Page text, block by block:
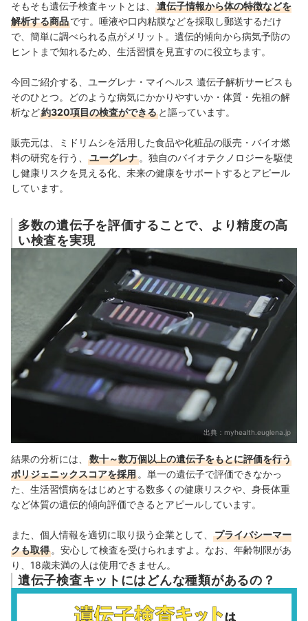
そもそも遺伝子検査キットとは、
遺伝子情報から体の特徴などを
解析する商品です。唾液や口内粘膜などを採取し郵送するだけ
で、簡単に調べられる点がメリット。遺伝的傾向から病気予防の
ヒントまで知れるため、生活習慣を見直すのに役立ちます。
今回ご紹介する、ユーグレナ・マイヘルス 遺伝子解析サービスも
そのひとつ。どのような病気にかかりやすいか・体質・先祖の解
析など約320項目の検査ができる と謳っています。
販売元は、ミドリムシを活用した食品や化粧品の販売・バイオ燃
料の研究を行う、
ユーグレナ 。独自のバイオテクノロジーを駆使
し健康リスクを見える化、未来の健康をサポートするとアピール
しています。
多数の遺伝子を評価することで、より精度の高
い検査を実現
出典： myhealth.euglena.jp
結果の分析には、 数十～数万個以上の遺伝子をもとに評価を行う
ポリジェニックスコアを採用 。単一の遺伝子で評価できなかっ
た、生活習慣病をはじめとする数多くの健康リスクや、身長体重
など体質の遺伝的傾向評価できるとアピールしています。
また、個人情報を適切に取り扱う企業として、
プライバシーマー
クも取得 。安心して検査を受けられますよ。なお、年齢制限があ
り、18歳未満の人は使用できません。
遺伝子検査キットにはどんな種類があるの？